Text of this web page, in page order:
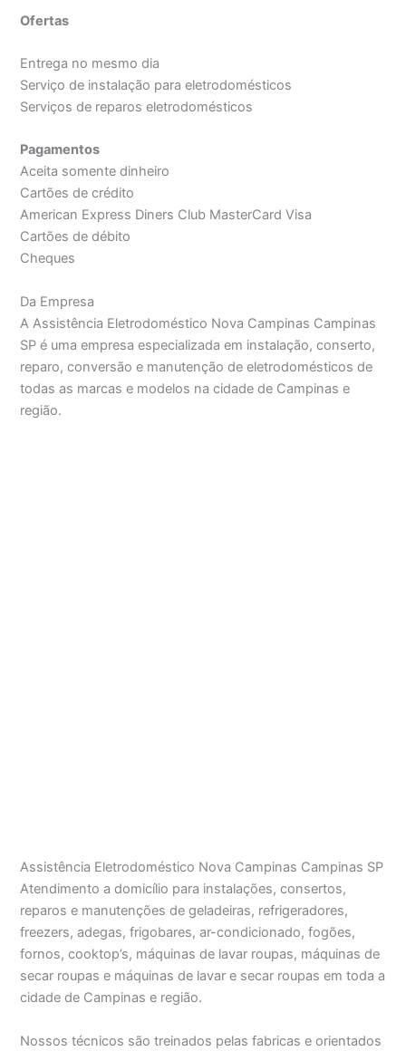
Ofertas
Entrega no mesmo dia
Serviço de instalação para eletrodomésticos
Serviços de reparos eletrodomésticos
Pagamentos
Aceita somente dinheiro
Cartões de crédito
American Express Diners Club MasterCard Visa
Cartões de débito
Cheques
Da Empresa
A Assistência Eletrodoméstico Nova Campinas Campinas
SP é uma empresa especializada em instalação, conserto,
reparo, conversão e manutenção de eletrodomésticos de
todas as marcas e modelos na cidade de Campinas e
região.
Assistência Eletrodoméstico Nova Campinas Campinas SP
Atendimento a domicílio para instalações, consertos,
reparos e manutenções de geladeiras, refrigeradores,
freezers, adegas, frigobares, ar-condicionado, fogões,
fornos, cooktop’s, máquinas de lavar roupas, máquinas de
secar roupas e máquinas de lavar e secar roupas em toda a
cidade de Campinas e região.
Nossos técnicos são treinados pelas fabricas e orientados